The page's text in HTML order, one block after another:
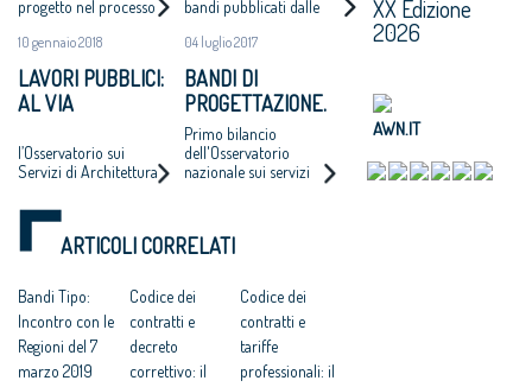
RIFORMA”
progetto nel processo
lavori pubblici e per
studi professionali
medio-piccoli
10 gennaio 2018
LAVORI PUBBLICI:
AL VIA
AGGIORNAMENTO
SULL’ONSAI
l’Osservatorio sui
Servizi di Architettura
Consiglio Nazionale
degli Architetti il 12 e il
13 gennaio a Roma
DELL'OSSERVATORIO
NAZIONALE SUI
SERVIZI DI
ARCHITETTURA E
INGEGNERIA
bandi pubblicati dalle
sull’intero territorio
04 luglio 2017
BANDI DI
PROGETTAZIONE.
ARCHITETTI: SU
100 AVVISI METÀ
HANNO I
Primo bilancio
dell'Osservatorio
nazionale sui servizi
consiglio degli
ARTICOLI CORRELATI
Bandi Tipo:
Incontro con le
Regioni del 7
marzo 2019
Codice dei
contratti e
decreto
correttivo: il
Codice dei
contratti e
tariffe
professionali: il
XX Edizione
2026
AWN.IT